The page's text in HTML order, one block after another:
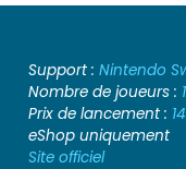
Support : Nintendo
Nombre de joueurs : 1
Prix de lancement :
eShop uniquement
Site officiel